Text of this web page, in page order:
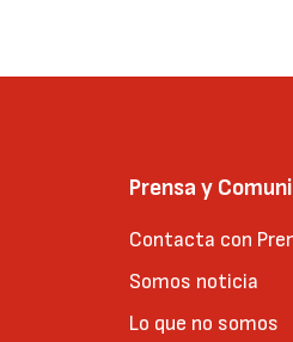
Prensa y
Contacta con
Somos noticia
Lo que no somos